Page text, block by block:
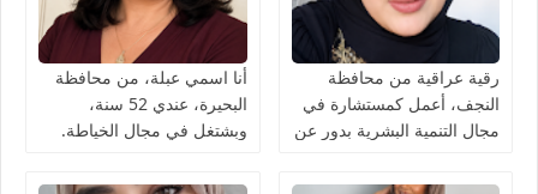
رقية عراقية من محافظة
النجف، أعمل كمستشارة في
مجال التنمية البشرية بدور عن
أنا اسمي عبلة، من محافظة
البحيرة، عندي 52 سنة،
وبشتغل في مجال الخياطة.